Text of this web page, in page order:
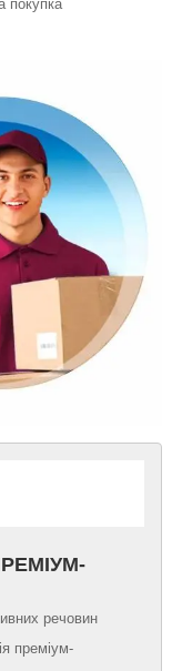
покупка
речовин
преміум-